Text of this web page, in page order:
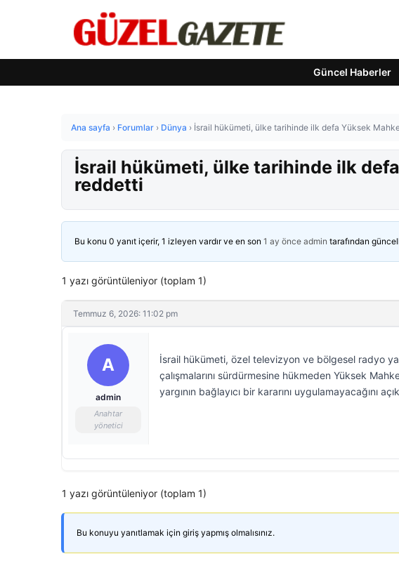
Güncel Haberler
Ana sayfa › Forumlar › Dünya › İsrail hükümeti, ülke tarihinde ilk defa Yüksek
İsrail hükümeti, ülke tarihinde ilk defa
reddetti
Bu konu 0 yanıt içerir, 1 izleyen vardır ve en son 1 ay önce admin tarafından
1 yazı görüntüleniyor (toplam 1)
Temmuz 6, 2026: 11:02 pm
A
admin
Anahtar
yönetici
İsrail hükümeti, özel televizyon ve bölgesel radyo
çalışmalarını sürdürmesine hükmeden Yüksek
yargının bağlayıcı bir kararını uygulamayacağını
1 yazı görüntüleniyor (toplam 1)
Bu konuyu yanıtlamak için giriş yapmış olmalısınız.